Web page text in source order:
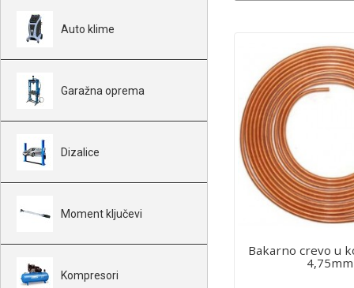
Auto klime
Garažna oprema
Dizalice
Moment ključevi
Kompresori
Bakarno crevo u
4,75mm